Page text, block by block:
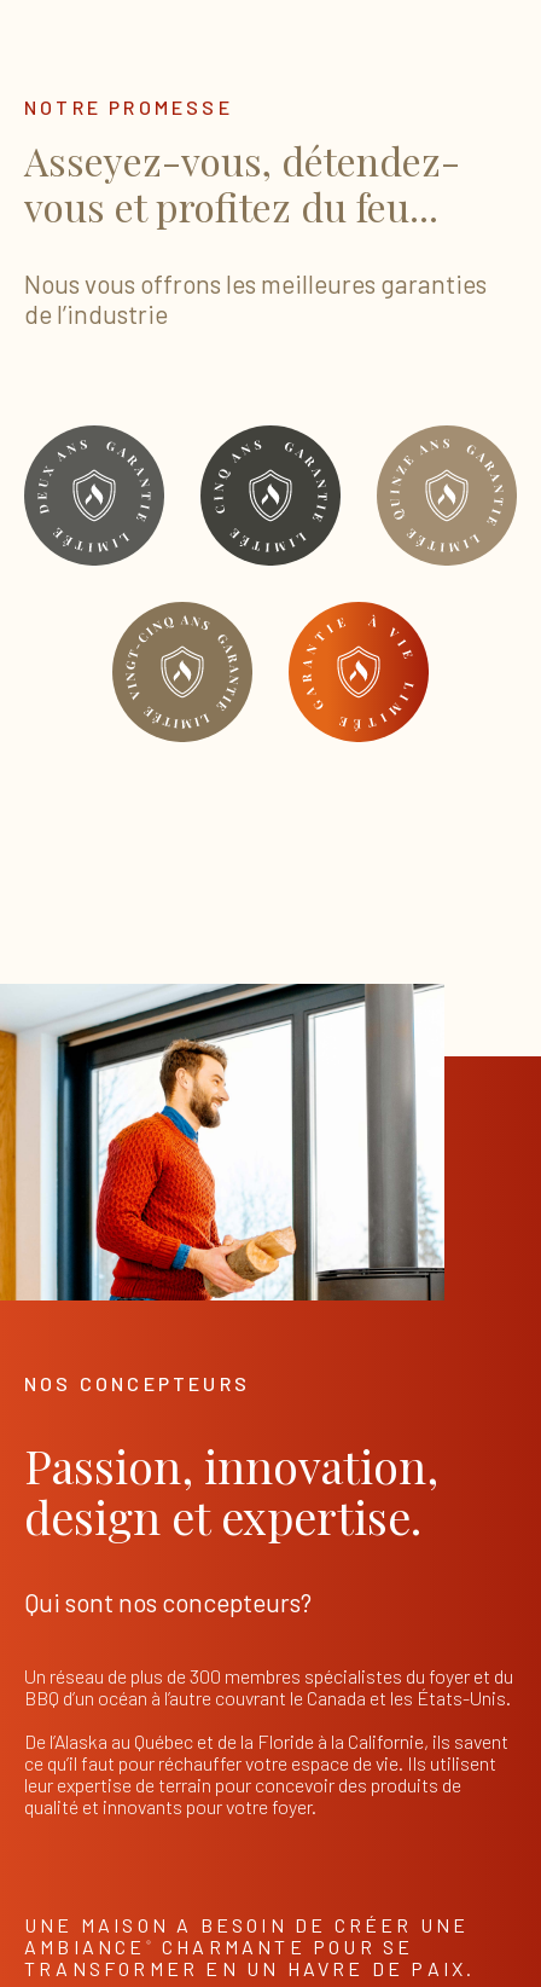
NOTRE PROMESSE
Asseyez-vous, détendez-
vous et profitez du feu...
Nous vous offrons les meilleures garanties
de l’industrie
NOS CONCEPTEURS
Passion, innovation,
design et expertise.
Qui sont nos concepteurs?
Un réseau de plus de 300 membres spécialistes du foyer et du
BBQ d’un océan à l’autre couvrant le Canada et les États-Unis.
De l’Alaska au Québec et de la Floride à la Californie, ils savent
ce qu’il faut pour réchauffer votre espace de vie. Ils utilisent
leur expertise de terrain pour concevoir des produits de
qualité et innovants pour votre foyer.
UNE MAISON A BESOIN DE CRÉER UNE
AMBIANCE ®
CHARMANTE POUR SE
TRANSFORMER EN UN HAVRE DE PAIX.